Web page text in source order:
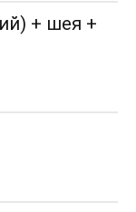
+ шея +